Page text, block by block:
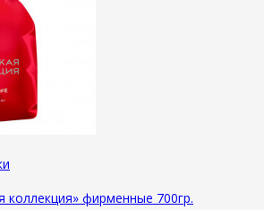
коллекция» фирменные 700гр.